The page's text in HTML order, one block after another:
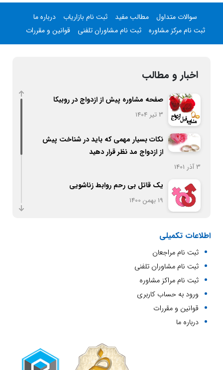
سوالات متداول مطالب مفید ثبت نام بازاریاب
درباره ما
ثبت نام مرکز مشاوره
ثبت نام مشاوران تلفنی قوانین و مقررات
اخبار و مطالب
صفحه مشاوره پیش از ازدواج در روبیکا
3 تیر 1404
نکات بسیار مهمی که باید در شناخت پیش
از ازدواج مد نظر قرار دهید
3 آذر 1401
یک قاتل بی رحم روابط زناشویی
19 بهمن 1400
20 بهمن 1400
ازدواج و معیارهای انتخاب همسر
20 بهمن 1400
مشاوره تلفنی در نوبه یاب
19 بهمن 1400
اطلاعات تکمیلی
ثبت نام مراجعان
ثبت نام مشاوران تلفنی
ثبت نام مراکز مشاوره
ورود به حساب کاربری
قوانین و مقررات
درباره ما